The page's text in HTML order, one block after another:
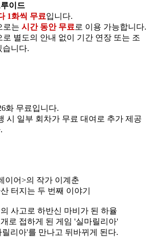
이드
1화씩 무료입니다.
로는 시간 동안 무료 로 이용 가능합니다.
로 별도의 안내 없이 기간 연장 또는 조
습니다.
화 무료입니다.
시 일부 회차가 무료 대여로 추가 제공
이어>의 작가 이계춘
터지는 두 번째 이야기
사고로 하반신 마비가 된 하율
로 접하게 된 게임 '실마릴리아'
릴리아'를 만나고 뒤바뀌게 된다.